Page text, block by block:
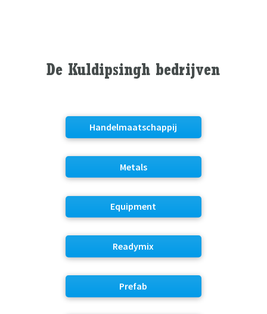
De Kuldipsingh bedrijven
Handelmaatschappij
Metals
Equipment
Readymix
Prefab